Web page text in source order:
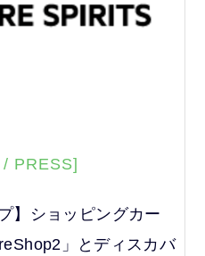
PRESS]
】ショッピングカー
」とディスカバ